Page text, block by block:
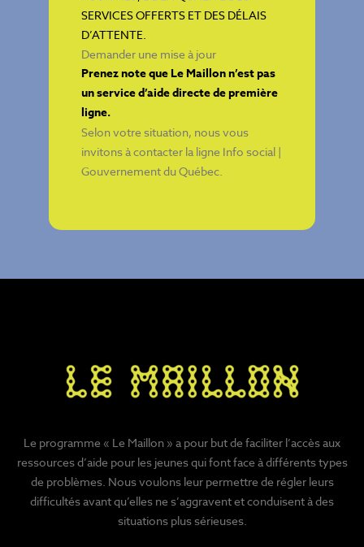
SERVICES OFFERTS ET DES DÉLAIS
D’ATTENTE.
Demander une mise à jour
Prenez note que Le Maillon n’est pas
un service d’aide directe de première
ligne.
Selon votre situation, nous vous
invitons à contacter la ligne Info social |
Gouvernement du Québec.
Le programme « Le Maillon » a pour but de faciliter l’accès aux
ressources d’aide pour les jeunes qui font face à différents types
de problèmes. Nous voulons leur permettre de régler leurs
difficultés avant qu’elles ne s’aggravent et conduisent à des
situations plus sérieuses.